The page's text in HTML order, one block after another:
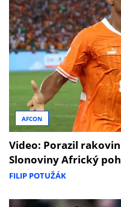
AFCON
Video: Porazil
Slonoviny Africký
FILIP POTUŽÁK